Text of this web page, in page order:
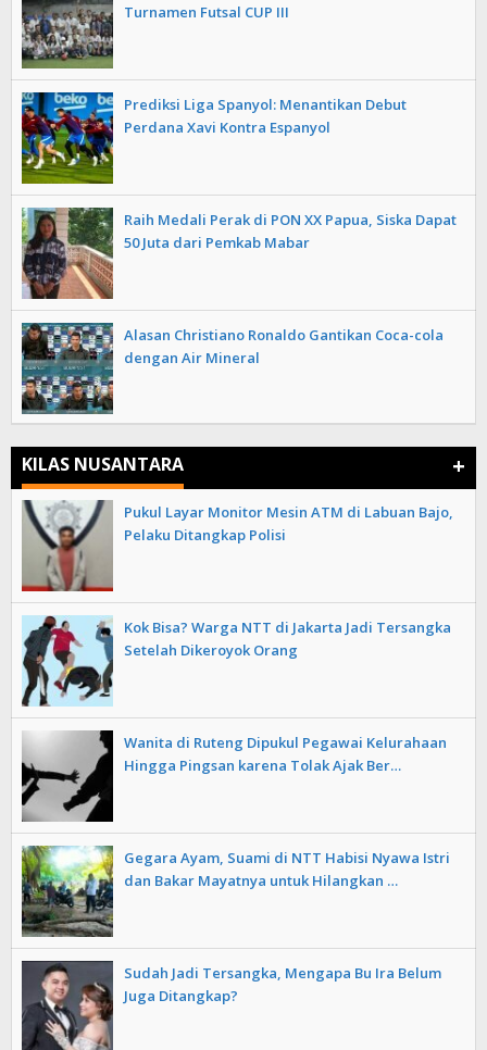
Turnamen Futsal CUP III
Prediksi Liga Spanyol: Menantikan Debut
Perdana Xavi Kontra Espanyol
Raih Medali Perak di PON XX Papua, Siska Dapat
50 Juta dari Pemkab Mabar
Alasan Christiano Ronaldo Gantikan Coca-cola
dengan Air Mineral
KILAS NUSANTARA +
Pukul Layar Monitor Mesin ATM di Labuan Bajo,
Pelaku Ditangkap Polisi
Kok Bisa? Warga NTT di Jakarta Jadi Tersangka
Setelah Dikeroyok Orang
Wanita di Ruteng Dipukul Pegawai Kelurahaan
Hingga Pingsan karena Tolak Ajak Ber…
Gegara Ayam, Suami di NTT Habisi Nyawa Istri
dan Bakar Mayatnya untuk Hilangkan …
Sudah Jadi Tersangka, Mengapa Bu Ira Belum
Juga Ditangkap?